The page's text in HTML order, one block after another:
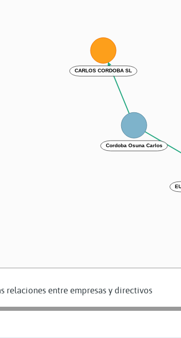
Cordoba Osuna Carlos
CARLOS CORDOBA SL
relaciones entre empresas y directivos